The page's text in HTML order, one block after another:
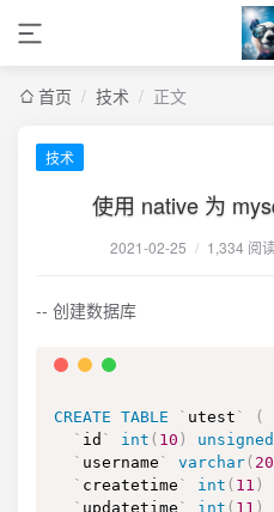
首页 / 技术 / 正文
技术
使用 native 为
2021-02-25 / 1,334 阅
-- 创建数据库
CREATE TABLE ` utest `
(
` id ` int ( 10 ) unsigned
` username ` varchar ( 20
` createtime ` int ( 11 )
` updatetime ` int ( 11 )